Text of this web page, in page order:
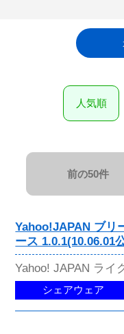
人気順
前の50件
Yahoo!JAPAN ブリ
ース 1.0.1(10.06.01
Yahoo! JAPAN ライ
シェアウェア